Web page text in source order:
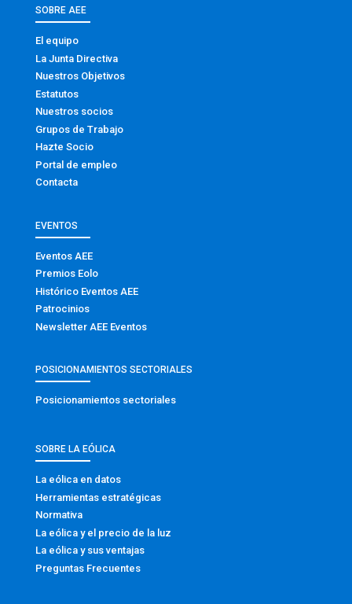
SOBRE AEE
El equipo
La Junta Directiva
Nuestros Objetivos
Estatutos
Nuestros socios
Grupos de Trabajo
Hazte Socio
Portal de empleo
Contacta
EVENTOS
Eventos AEE
Premios Eolo
Histórico Eventos AEE
Patrocinios
Newsletter AEE Eventos
POSICIONAMIENTOS SECTORIALES
Posicionamientos sectoriales
SOBRE LA EÓLICA
La eólica en datos
Herramientas estratégicas
Normativa
La eólica y el precio de la luz
La eólica y sus ventajas
Preguntas Frecuentes